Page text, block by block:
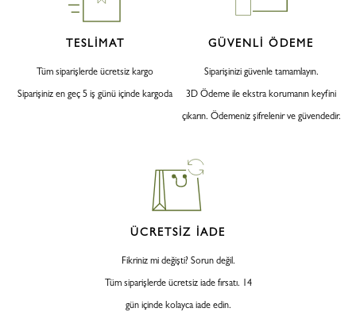
TESLİMAT
Tüm siparişlerde ücretsiz kargo
Siparişiniz en geç 5 iş günü içinde kargoda
GÜVENLİ ÖDEME
Siparişinizi güvenle tamamlayın.
3D Ödeme ile ekstra korumanın keyfini
çıkarın. Ödemeniz şifrelenir ve güvendedir.
ÜCRETSİZ İADE
Fikriniz mi değişti? Sorun değil.
Tüm siparişlerde ücretsiz iade fırsatı. 14
gün içinde kolayca iade edin.